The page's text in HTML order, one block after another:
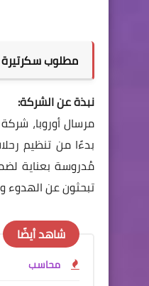
مطلوب سكرتيرة
نبذة عن الشركة:
مرسال أوروبا،
بدءًا من تنظيم
مُدروسة بعناية
تبحثون عن الهدوء
شاهد أيضًا
محاسب